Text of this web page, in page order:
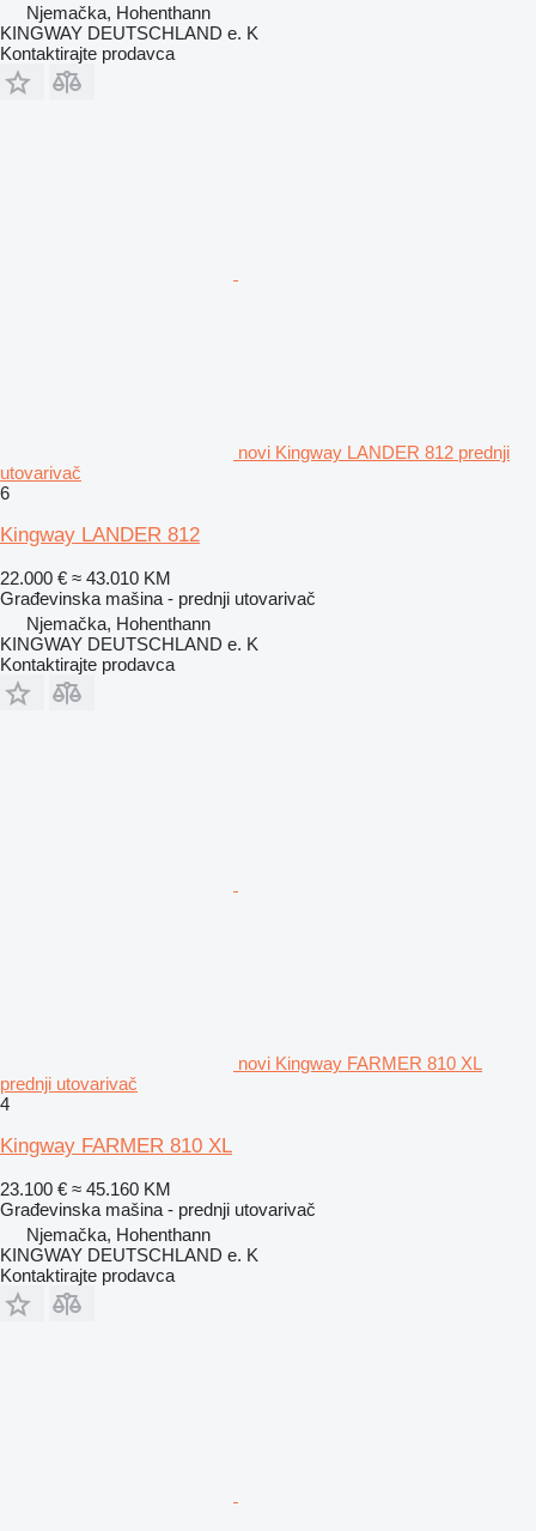
Njemačka, Hohenthann
KINGWAY DEUTSCHLAND e. K
Kontaktirajte prodavca
novi Kingway LANDER 812 prednji
utovarivač
6
Kingway LANDER 812
22.000 € ≈ 43.010 KM
Građevinska mašina - prednji utovarivač
Njemačka, Hohenthann
KINGWAY DEUTSCHLAND e. K
Kontaktirajte prodavca
novi Kingway FARMER 810 XL
prednji utovarivač
4
Kingway FARMER 810 XL
23.100 € ≈ 45.160 KM
Građevinska mašina - prednji utovarivač
Njemačka, Hohenthann
KINGWAY DEUTSCHLAND e. K
Kontaktirajte prodavca